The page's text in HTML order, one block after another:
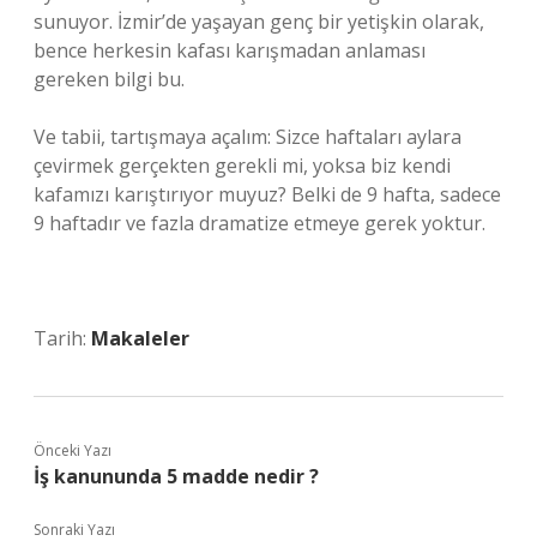
sunuyor. İzmir’de yaşayan genç bir yetişkin olarak,
bence herkesin kafası karışmadan anlaması
gereken bilgi bu.
Ve tabii, tartışmaya açalım: Sizce haftaları aylara
çevirmek gerçekten gerekli mi, yoksa biz kendi
kafamızı karıştırıyor muyuz? Belki de 9 hafta, sadece
9 haftadır ve fazla dramatize etmeye gerek yoktur.
Tarih: Makaleler
Önceki Yazı
İş kanununda 5 madde nedir ?
Sonraki Yazı